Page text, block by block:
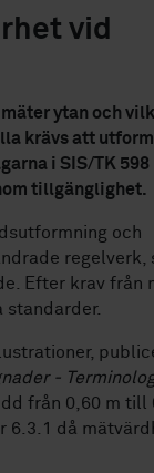
vid
ytan och
krävs att
i SIS/TK 598
tillgänglighet.
och
regelverk,
Efter krav från
-
från 0,60 m till
6.3.1 då